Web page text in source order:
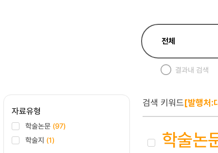
결과내 검색
자료유형
학술논문 (97)
학술지 (1)
검색 키워드[발행처:
학술논